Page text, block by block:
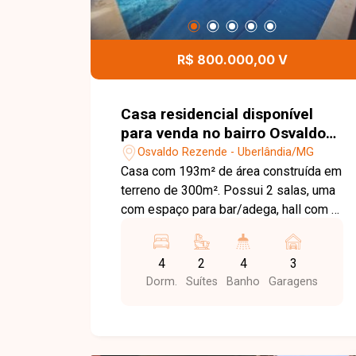
R$ 800.000,00 V
Casa residencial disponível
para venda no bairro Osvaldo
Resende em Uberlândia-MG
Osvaldo Rezende - Uberlândia/MG
Casa com 193m² de área construída em
terreno de 300m². Possui 2 salas, uma
com espaço para bar/adega, hall com 3
suíte), banheiro social, sala de jantar e
cozinha gourmet com bancadas e
armários. Área de serviço com banheiro,
4
Dorm.
2
Suítes
4
Banho
3
Garagens